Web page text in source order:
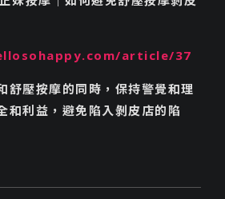
article/37
舒壓按摩的同時，保持警覺和理
和利益，避免陷入剝皮店的陷